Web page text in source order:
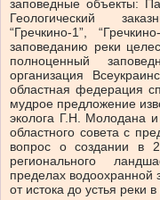
заповедные объекты:
Геологический
“Гречкино-1”,
заповеданию реки
полноценный
организация
областная федерация
мудрое предложение
эколога Г.Н. Молодана
областного совета с
вопрос о создании в
регионального
пределах
от истока до устья реки